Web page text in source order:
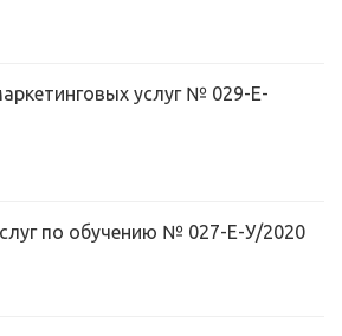
услуг № 029-Е-
по обучению № 027-Е-У/2020